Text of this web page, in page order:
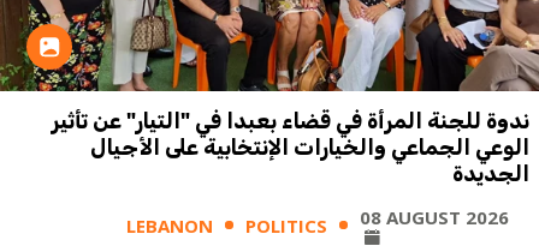
ندوة للجنة المرأة في قضاء بعبدا في "التيار" عن تأثير
الوعي الجماعي والخيارات الإنتخابية على الأجيال
الجديدة
LEBANON POLITICS 08 AUGUST 2026